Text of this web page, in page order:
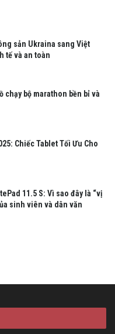
sản Ukraina sang Việt
tế và an toàn
chạy bộ marathon bền bỉ và
Chiếc Tablet Tối Ưu Cho
11.5 S: Vì sao đây là “vị
sinh viên và dân văn